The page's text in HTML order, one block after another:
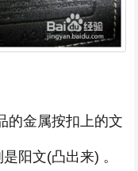
的金属按扣上的文
阳文(凸出来) 。